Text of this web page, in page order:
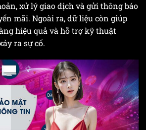
xử lý giao dịch và gửi thông báo
mãi. Ngoài ra, dữ liệu còn giúp
hiệu quả và hỗ trợ kỹ thuật
ra sự cố.